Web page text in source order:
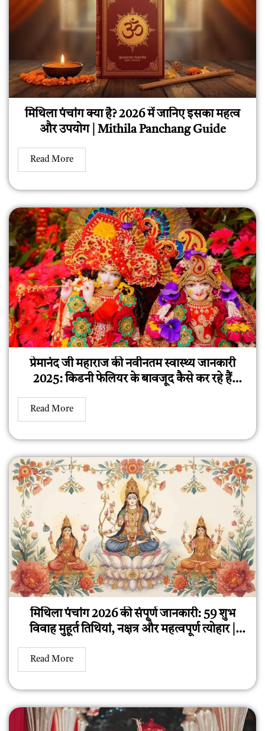
मिथिला पंचांग क्या है? 2026 में जानिए इसका महत्व
और उपयोग | Mithila Panchang Guide
Read More
प्रेमानंद जी महाराज की नवीनतम स्वास्थ्य जानकारी
2025: किडनी फेलियर के बावजूद कैसे कर रहे हैं
Read More
मिथिला पंचांग 2026 की संपूर्ण जानकारी: 59 शुभ
विवाह मुहूर्त तिथियां, नक्षत्र और महत्वपूर्ण त्योहार |
Mithila Panchang 2026
Read More